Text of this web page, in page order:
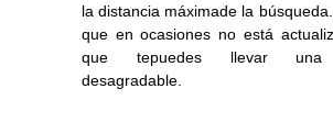
la distancia máximade la
que en ocasiones no está
que tepuedes llevar una
desagradable.